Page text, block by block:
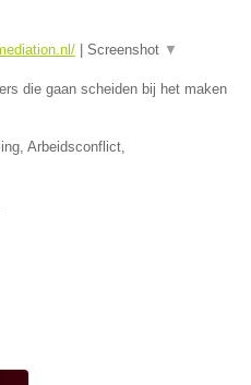
Screenshot ▼
die gaan scheiden bij het maken
Arbeidsconflict,